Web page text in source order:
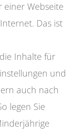
einer Webseite
Das ist
Inhalte für
und
auch nach
legen Sie